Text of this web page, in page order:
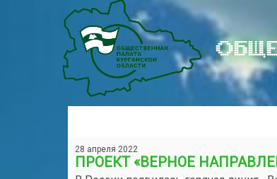
28 апреля 2022
ПРОЕКТ «ВЕРНОЕ